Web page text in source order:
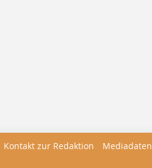
Kontakt zur Redaktion Mediadaten